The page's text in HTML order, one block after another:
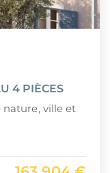
4 PIÈCES
nature, ville et